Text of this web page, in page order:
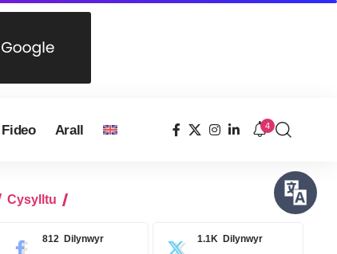
Fideo Arall 4
Cysylltu
812 Dilynwyr 1.1K Dilynwyr